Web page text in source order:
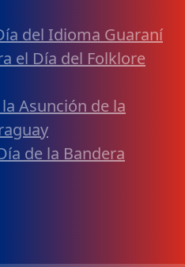
del Idioma Guaraní
el Día del Folklore
Asunción de la
de la Bandera